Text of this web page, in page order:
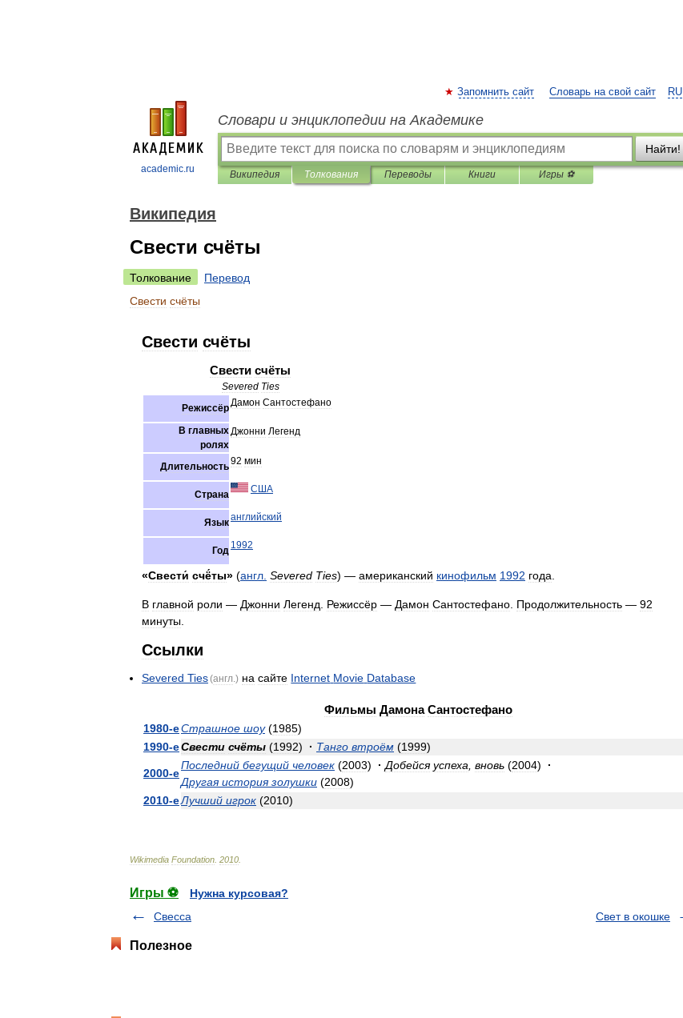
academic.ru
RU
Запомнить сайт Словарь на свой сайт
Словари и энциклопедии на Академике
Найти!
Википедия Толкования Переводы Книги Игры ⚽
Википедия
Свести счёты
Толкование
Перевод
Свести счёты
Свести счёты
Свести счёты
Severed Ties
РежиссёрДамон Сантостефано
В главных
ролях
Джонни Легенд
Длительность92 мин
Страна США
Языканглийский
Год 1992
«Свести́ счё́ты» (англ Severed Ties) — американский кинофильм 1992 года
В главной роли — Джонни Легенд Режиссёр — Дамон Сантостефано Продолжительность — 92
минуты
Ссылки
Severed Ties(англ.) на сайте Internet Movie Database
Фильмы Дамона Сантостефано
1980-еСтрашное шоу(1985)
1990-еСвести счёты (1992) · Танго втроём (1999)
2000-е
Последний бегущий человек (2003) · Добейся успеха вновь (2004) ·
Другая история золушки (2008)
2010-еЛучший игрок (2010)
Wikimedia Foundation 2010
Игры ⚽
Нужна курсовая?
Свесса
Свет в окошке
Полезное